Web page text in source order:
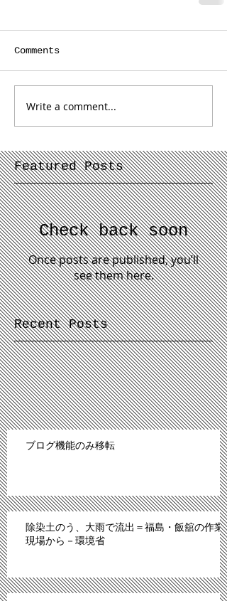
Comments
Write a comment...
Featured Posts
Check back soon
Once posts are published, you’ll
see them here.
Recent Posts
ブログ機能のみ移転
除染土のう、大雨で流出＝福島・飯舘の作業
現場から－環境省